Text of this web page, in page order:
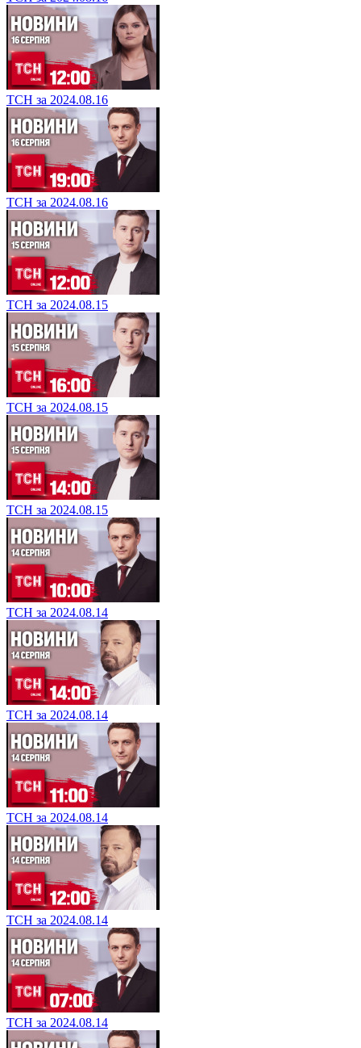
ТСН за 2024.08.16
ТСН за 2024.08.16
ТСН за 2024.08.15
ТСН за 2024.08.15
ТСН за 2024.08.15
ТСН за 2024.08.14
ТСН за 2024.08.14
ТСН за 2024.08.14
ТСН за 2024.08.14
ТСН за 2024.08.14